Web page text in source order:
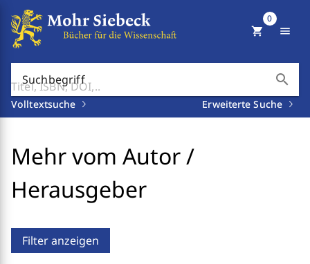
Suchbegriff search
Volltextsuche Erweiterte Suche
shopping_cart
0
menu
Mehr vom Autor /
Herausgeber
Filter anzeigen